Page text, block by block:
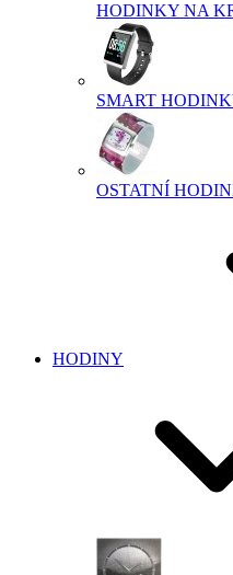
HODINKY NA
SMART
OSTATNÍ
HODINY